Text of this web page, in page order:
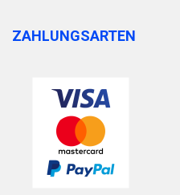
ZAHLUNGSARTEN